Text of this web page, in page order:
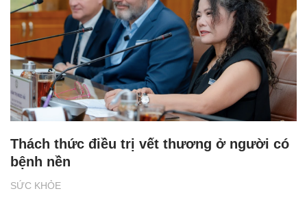
SỨC KHỎE
Thách thức điều trị vết thương ở người có
bệnh nền